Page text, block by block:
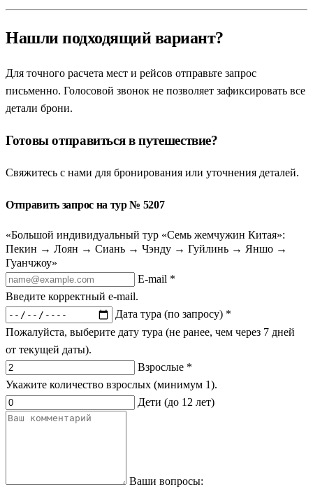
Нашли подходящий вариант?
Для точного расчета мест и рейсов отправьте запрос
письменно. Голосовой звонок не позволяет зафиксировать все
детали брони.
Готовы отправиться в путешествие?
Свяжитесь с нами для бронирования или уточнения деталей.
Отправить запрос на тур № 5207
«Большой индивидуальный тур «Семь жемчужин Китая»:
Пекин → Лоян → Сиань → Чэнду → Гуйлинь → Яншо →
Гуанчжоу»
E-mail *
Введите корректный e-mail.
Дата тура (по запросу) *
Пожалуйста, выберите дату тура (не ранее, чем через 7 дней
от текущей даты).
Взрослые *
Укажите количество взрослых (минимум 1).
Дети (до 12 лет)
Ваши вопросы: